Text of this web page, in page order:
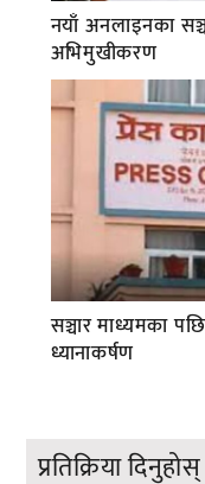
नयाँ अनलाइनका
अभिमुखीकरण
सञ्चार माध्यमका
ध्यानाकर्षण
प्रतिक्रिया दिनुहोस्